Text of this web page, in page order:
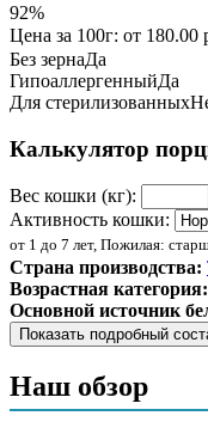
92%
Цена за 100г: от 180.00
Без зернаДа
ГипоаллергенныйДа
Для стерилизованных
Калькулятор
Вес кошки (кг):
Активность кошки:
от 1 до 7 лет, Пожилая:
Страна производства:
Возрастная категория:
Основной источник
Показать подробный
Состав корма
Наш обзор